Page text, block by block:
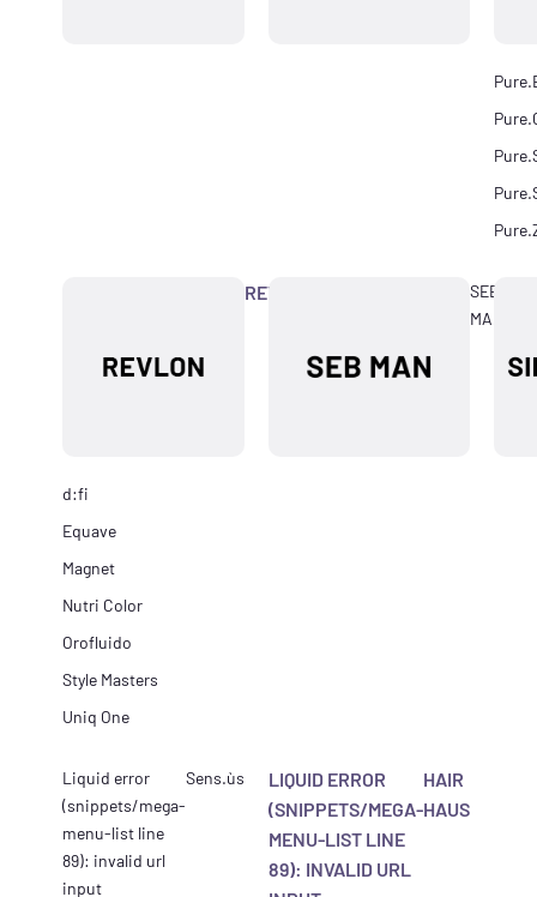
REVLON
d:fi
Equave
Magnet
Nutri Color
Orofluido
Style Masters
Uniq One
SEB
MAN
Liquid error
(snippets/mega-
menu-list line
89): invalid url
input
Sens.ùs
LIQUID ERROR
(SNIPPETS/MEGA-
MENU-LIST LINE
89): INVALID URL
HAIR
HAUS